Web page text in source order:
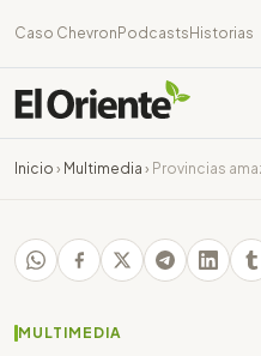
Caso Chevron Podcasts Historias
Inicio › Multimedia › Provincias
MULTIMEDIA